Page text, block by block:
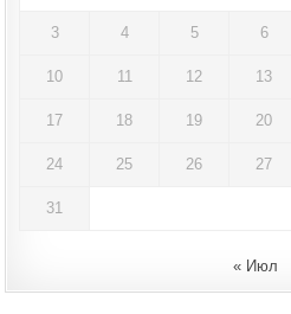
3 4 5 6
10 11 12 13
17 18 19 20
24 25 26 27
31
« Июл